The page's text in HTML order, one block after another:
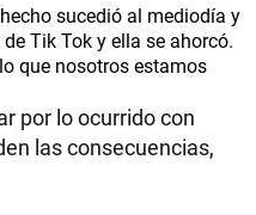
sucedió al mediodía y
Tik Tok y ella se ahorcó.
que nosotros estamos
por lo ocurrido con
las consecuencias,